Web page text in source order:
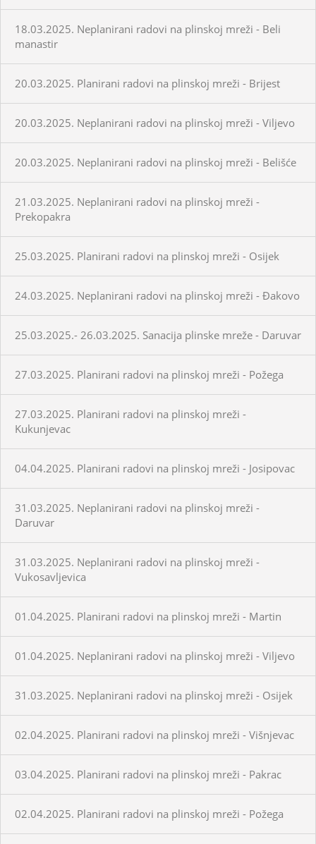
18.03.2025. Neplanirani radovi na plinskoj mreži - Beli
manastir
20.03.2025. Planirani radovi na plinskoj mreži - Brijest
20.03.2025. Neplanirani radovi na plinskoj mreži - Viljevo
20.03.2025. Neplanirani radovi na plinskoj mreži - Belišće
21.03.2025. Neplanirani radovi na plinskoj mreži -
Prekopakra
25.03.2025. Planirani radovi na plinskoj mreži - Osijek
24.03.2025. Neplanirani radovi na plinskoj mreži - Đakovo
25.03.2025.- 26.03.2025. Sanacija plinske mreže - Daruvar
27.03.2025. Planirani radovi na plinskoj mreži - Požega
27.03.2025. Planirani radovi na plinskoj mreži -
Kukunjevac
04.04.2025. Planirani radovi na plinskoj mreži - Josipovac
31.03.2025. Neplanirani radovi na plinskoj mreži -
Daruvar
31.03.2025. Neplanirani radovi na plinskoj mreži -
Vukosavljevica
01.04.2025. Planirani radovi na plinskoj mreži - Martin
01.04.2025. Neplanirani radovi na plinskoj mreži - Viljevo
31.03.2025. Neplanirani radovi na plinskoj mreži - Osijek
02.04.2025. Planirani radovi na plinskoj mreži - Višnjevac
03.04.2025. Planirani radovi na plinskoj mreži - Pakrac
02.04.2025. Planirani radovi na plinskoj mreži - Požega